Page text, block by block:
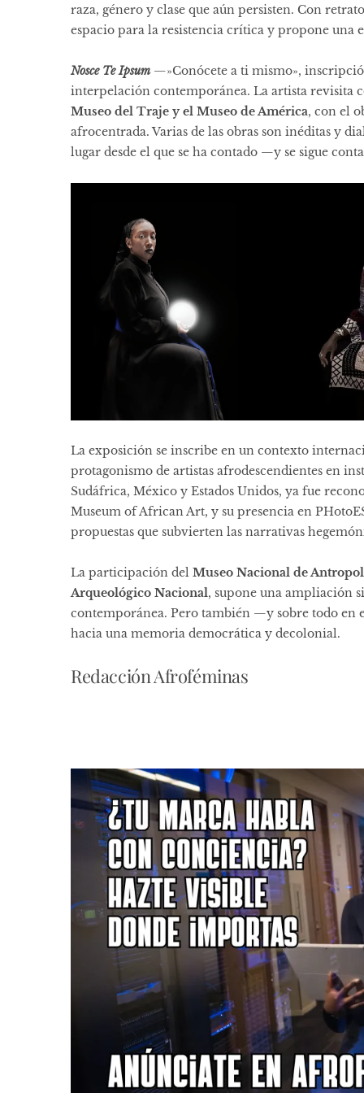
raza, género y clase que aún persisten. Con
espacio para la resistencia crítica y propone una
Nosce Te Ipsum—»Conócete a ti mismo»,
interpelación contemporánea. La artista revisita
Museo del Traje y el Museo de América, con el
afrocentrada. Varias de las obras son inéditas y
lugar desde el que se ha contado —y se sigue
La exposición se inscribe en un contexto
protagonismo de artistas afrodescendientes en
Sudáfrica, México y Estados Unidos, ya fue
Museum of African Art, y su presencia en
propuestas que subvierten las narrativas
La participación del Museo Nacional de
Arqueológico Nacional, supone una ampliación
contemporánea. Pero también —y sobre todo en
hacia una memoria democrática y decolonial.
Redacción Afroféminas